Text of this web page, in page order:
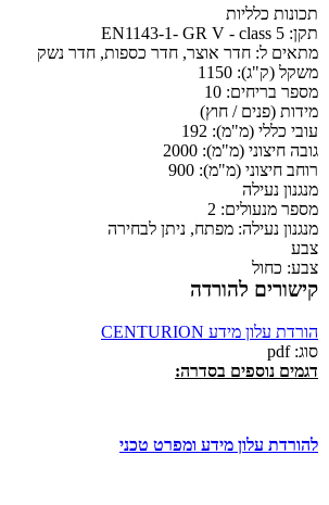
תכונות כלליות
תקן: EN1143-1- GR V - class 5
מתאים ל: חדר אוצר, חדר כספות, חדר נשק
משקל (ק"ג): 1150
מספר בריחים: 10
מידות (פנים / חוץ)
עובי כללי (מ"מ): 192
גובה חיצוני (מ"מ): 2000
רוחב חיצוני (מ"מ): 900
מנגנון נעילה
מספר מנעולים: 2
מנגנון נעילה: מפתח, ניתן לבחירה
צבע
צבע: כחול
קישורים להורדה
הורדת עלון מידע CENTURION
סוג: pdf
דגמים נוספים בסדרה:
להורדת עלון מידע ומפרט טכני